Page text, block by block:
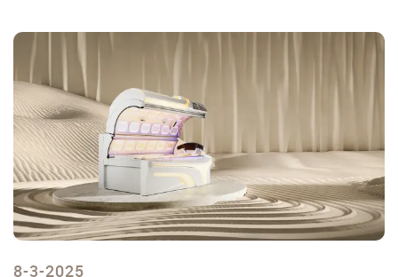
8-3-2025